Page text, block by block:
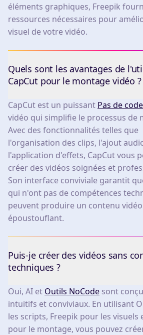
éléments graphiques, Freepik
ressources nécessaires pour
visuel de votre vidéo.
Quels sont les avantages de
CapCut pour le montage vidéo ?
CapCut est un puissant Pas de code
vidéo qui simplifie le processus de
Avec des fonctionnalités telles que
l'organisation des clips, l'ajout
l'application d'effets, CapCut vous
créer des vidéos soignées et
Son interface conviviale garantit
qui n'ont pas de compétences
peuvent produire un contenu vidéo
époustouflant.
Puis-je créer des vidéos sans
techniques ?
Oui, AI et Outils NoCode sont
intuitifs et conviviaux. En utilisant
les scripts, Freepik pour les visuels
pour le montage, vous pouvez